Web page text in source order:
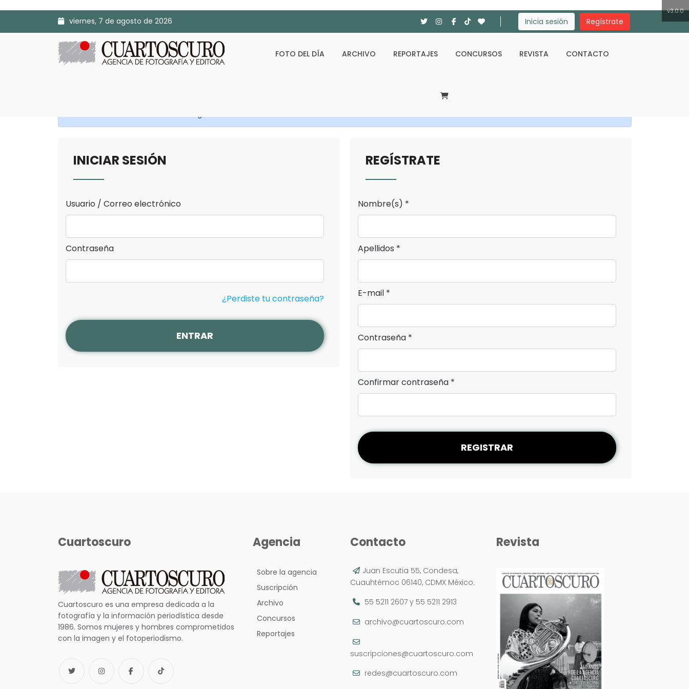
viernes, 7 de agosto de 2026 Inicia sesión Regístrate
FOTO DEL DÍA ARCHIVO REPORTAJES CONCURSOS REVISTA CONTACTO
v3.0.0
INICIAR SESIÓN
Usuario / Correo electrónico
Contraseña
¿Perdiste tu contraseña?
ENTRAR
REGÍSTRATE
Nombre(s) *
Apellidos *
E-mail *
Contraseña *
Confirmar contraseña *
REGISTRAR
Cuartoscuro
Cuartoscuro es una empresa dedicada a la
fotografía y la información periodística desde
1986. Somos mujeres y hombres comprometidos
con la imagen y el fotoperiodismo.
Agencia
Sobre la agencia
Suscripción
Archivo
Concursos
Reportajes
Contacto
Juan Escutia 55, Condesa,
Cuauhtémoc 06140, CDMX México.
55 5211 2607y 55 5211 2913
archivo@cuartoscuro.com
suscripciones@cuartoscuro.com
redes@cuartoscuro.com
Revista